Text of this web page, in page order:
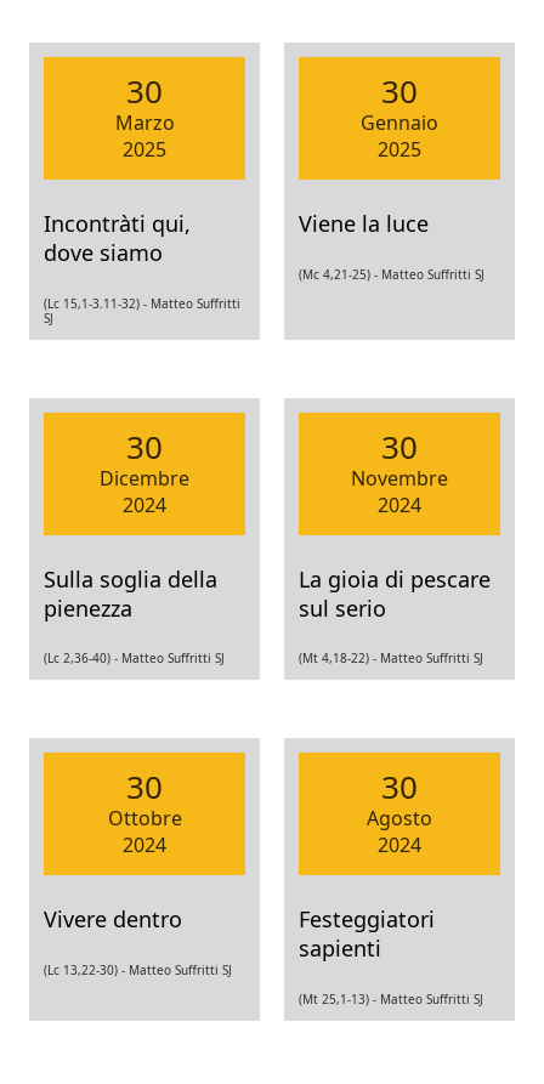
30
Marzo
2025
Incontràti qui,
dove siamo
(Lc 15,1-3.11-32) - Matteo Suffritti
SJ
30
Gennaio
2025
Viene la luce
(Mc 4,21-25) - Matteo Suffritti SJ
30
Dicembre
2024
Sulla soglia della
pienezza
(Lc 2,36-40) - Matteo Suffritti SJ
30
Novembre
2024
La gioia di pescare
sul serio
(Mt 4,18-22) - Matteo Suffritti SJ
30
Ottobre
2024
Vivere dentro
(Lc 13,22-30) - Matteo Suffritti SJ
30
Agosto
2024
Festeggiatori
sapienti
(Mt 25,1-13) - Matteo Suffritti SJ